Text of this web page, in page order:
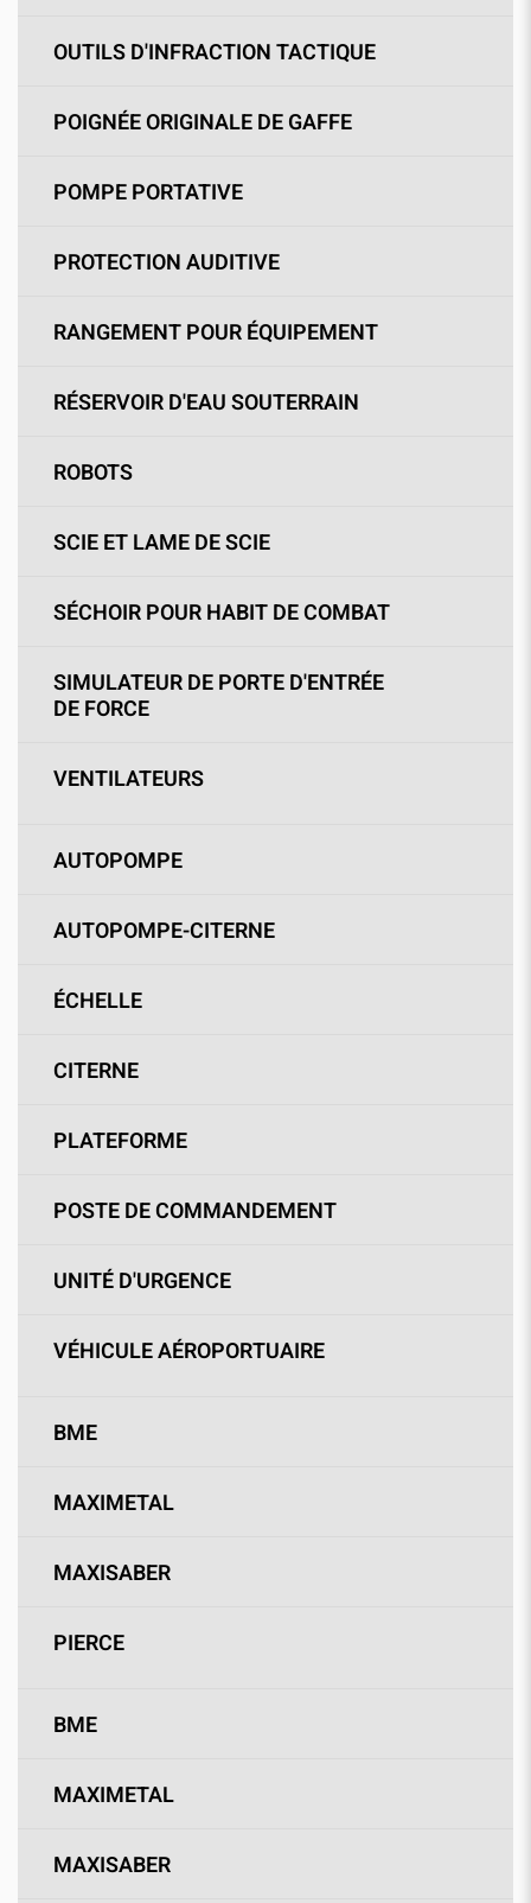
OUTILS D'INFRACTION TACTIQUE
POIGNÉE ORIGINALE DE GAFFE
POMPE PORTATIVE
PROTECTION AUDITIVE
RANGEMENT POUR ÉQUIPEMENT
RÉSERVOIR D'EAU SOUTERRAIN
ROBOTS
SCIE ET LAME DE SCIE
SÉCHOIR POUR HABIT DE COMBAT
SIMULATEUR DE PORTE D'ENTRÉE
DE FORCE
VENTILATEURS
AUTOPOMPE
AUTOPOMPE-CITERNE
ÉCHELLE
CITERNE
PLATEFORME
POSTE DE COMMANDEMENT
UNITÉ D'URGENCE
VÉHICULE AÉROPORTUAIRE
BME
MAXIMETAL
MAXISABER
PIERCE
BME
MAXIMETAL
MAXISABER